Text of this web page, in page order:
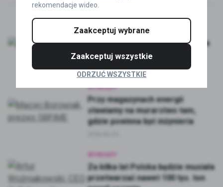
WYWIADY
Polska elektromobilność
przyspiesza. „Sieć nie nadąża za
rozwojem rynku”
WYWIADY
Przy magazynach energii
stawiamy na murarstwo tam,
gdzie powinna być inżynieria
WYWIADY
Za kilka lat Polska będzie musiała
przetwarzać nawet 100 tys. ton
rekomendacje wideo.
Zaakceptuj wybrane
Zaakceptuj wszystkie
ODRZUĆ WSZYSTKIE